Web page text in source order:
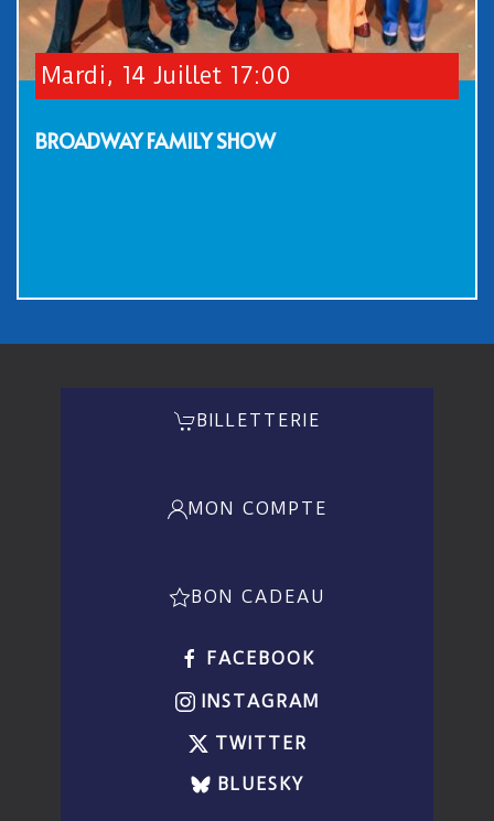
Mardi, 14 Juillet 17:00
BROADWAY FAMILY SHOW
BILLETTERIE
MON COMPTE
BON CADEAU
FACEBOOK
INSTAGRAM
TWITTER
BLUESKY